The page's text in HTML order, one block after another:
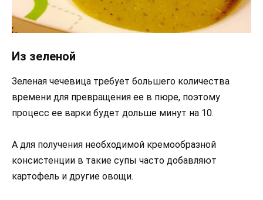
Из зеленой
Зеленая чечевица требует большего количества
времени для превращения ее в пюре, поэтому
процесс ее варки будет дольше минут на 10.
А для получения необходимой кремообразной
консистенции в такие супы часто добавляют
картофель и другие овощи.